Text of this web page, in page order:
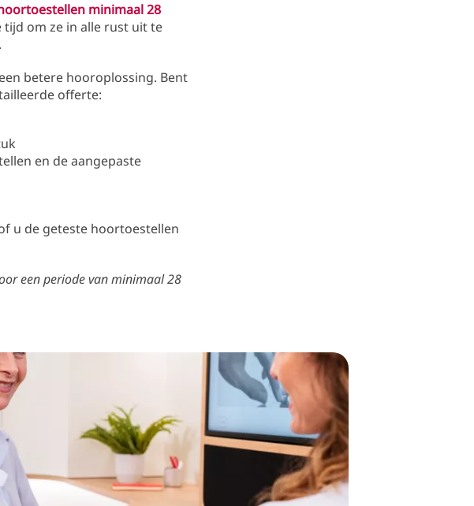
minimaal 28
om ze in alle rust uit te
betere hooroplossing. Bent
offerte:
en de aangepaste
u de geteste hoortoestellen
een periode van minimaal 28